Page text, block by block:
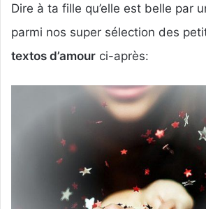
y
e
r
n
r
e
Dire à ta fille qu’elle est belle par
parmi nos super sélection des
textos d’amour ci-après: